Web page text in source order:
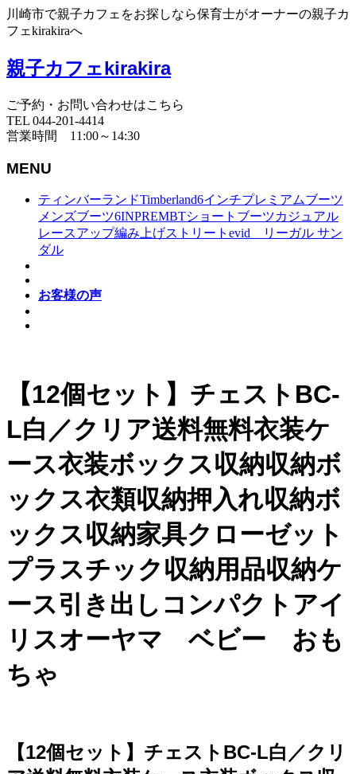
川崎市で親子カフェをお探しなら保育士がオーナーの親子カ
フェkirakiraへ
親子カフェkirakira
ご予約・お問い合わせはこちら
TEL 044-201-4414
営業時間 11:00～14:30
MENU
ティンバーランドTimberland6インチプレミアムブーツ
メンズブーツ6INPREMBTショートブーツカジュアル
レースアップ編み上げストリートevid リーガル サン
ダル
お客様の声
【12個セット】チェストBC-
L白／クリア送料無料衣装ケ
ース衣装ボックス収納収納ボ
ックス衣類収納押入れ収納ボ
ックス収納家具クローゼット
プラスチック収納用品収納ケ
ース引き出しコンパクトアイ
リスオーヤマ ベビー おも
ちゃ
【12個セット】チェストBC-L白／クリ